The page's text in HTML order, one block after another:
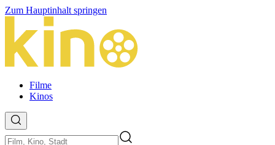
Zum Hauptinhalt springen
Filme
Kinos